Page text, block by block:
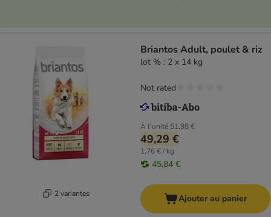
2 variantes
Briantos Adult, poulet & riz
lot % : 2 x 14 kg
À l'unité 51,98 €
49,29 €
1,76 € / kg
45,84 €
Not rated
Ajouter au panier